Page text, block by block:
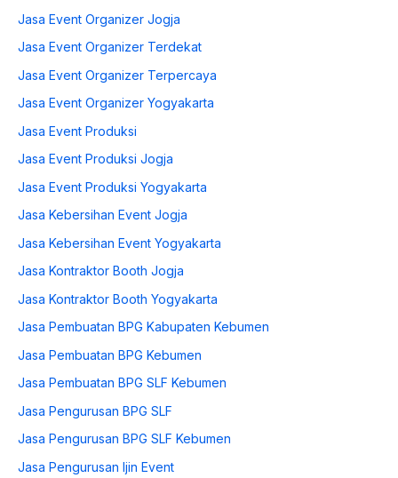
Jasa Event Organizer Jogja
Jasa Event Organizer Terdekat
Jasa Event Organizer Terpercaya
Jasa Event Organizer Yogyakarta
Jasa Event Produksi
Jasa Event Produksi Jogja
Jasa Event Produksi Yogyakarta
Jasa Kebersihan Event Jogja
Jasa Kebersihan Event Yogyakarta
Jasa Kontraktor Booth Jogja
Jasa Kontraktor Booth Yogyakarta
Jasa Pembuatan BPG Kabupaten Kebumen
Jasa Pembuatan BPG Kebumen
Jasa Pembuatan BPG SLF Kebumen
Jasa Pengurusan BPG SLF
Jasa Pengurusan BPG SLF Kebumen
Jasa Pengurusan Ijin Event